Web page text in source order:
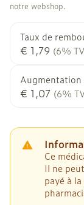
notre webshop.
Taux de
€ 1,79 (6%
Augmentation
€ 1,07 (6%
Ce
Il ne
payé à